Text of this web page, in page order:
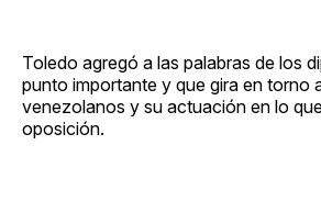
Toledo agregó a las palabras de los
punto importante y que gira en torno
venezolanos y su actuación en lo
oposición.